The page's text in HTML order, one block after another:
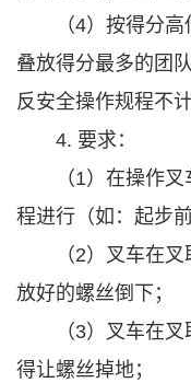
（4）按得分
叠放得分最多的团
反安全操作规程不计
4. 要求：
（1）在操作
程进行（如：起步
（2）叉车在
放好的螺丝倒下；
（3）叉车在
得让螺丝掉地；